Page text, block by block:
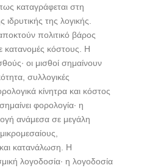
καταγράφεται στη
της λογικής.
πολιτικό βάρος
κατανομές κόστους. Η
οι μισθοί σημαίνουν
συλλογικές
κίνητρα και κόστος
φορολογία· η
ανάμεσα σε μεγάλη
κατανάλωση. Η
λογοδοσία· η λογοδοσία